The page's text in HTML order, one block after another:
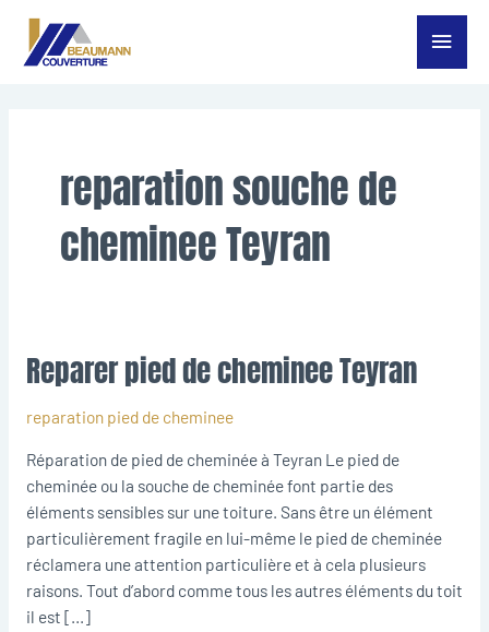
Aller
Menu
reparation souche de
cheminee Teyran
Reparer pied de cheminee Teyran
reparation pied de cheminee
Réparation de pied de cheminée à Teyran Le pied de
cheminée ou la souche de cheminée font partie des
éléments sensibles sur une toiture. Sans être un élément
particulièrement fragile en lui-même le pied de cheminée
réclamera une attention particulière et à cela plusieurs
raisons. Tout d’abord comme tous les autres éléments du toit
il est […]
Reparer
pied
de
Teyran